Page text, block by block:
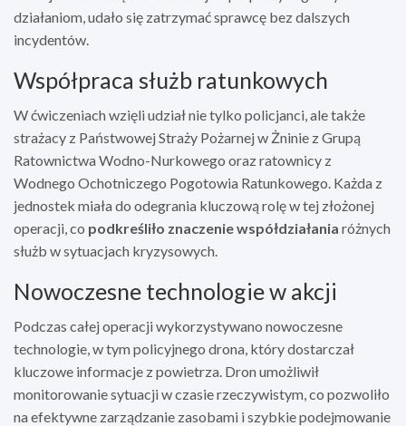
działaniom, udało się zatrzymać sprawcę bez dalszych
incydentów.
Współpraca służb ratunkowych
W ćwiczeniach wzięli udział nie tylko policjanci, ale także
strażacy z Państwowej Straży Pożarnej w Żninie z Grupą
Ratownictwa Wodno-Nurkowego oraz ratownicy z
Wodnego Ochotniczego Pogotowia Ratunkowego. Każda z
jednostek miała do odegrania kluczową rolę w tej złożonej
operacji, co podkreśliło znaczenie współdziałania różnych
służb w sytuacjach kryzysowych.
Nowoczesne technologie w akcji
Podczas całej operacji wykorzystywano nowoczesne
technologie, w tym policyjnego drona, który dostarczał
kluczowe informacje z powietrza. Dron umożliwił
monitorowanie sytuacji w czasie rzeczywistym, co pozwoliło
na efektywne zarządzanie zasobami i szybkie podejmowanie